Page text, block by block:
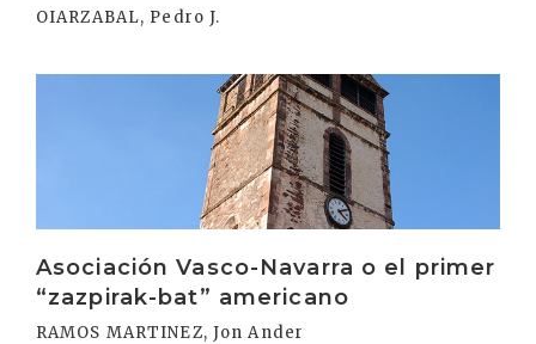
OIARZABAL, Pedro J.
Asociación Vasco-Navarra o el primer
“zazpirak-bat” americano
RAMOS MARTINEZ, Jon Ander